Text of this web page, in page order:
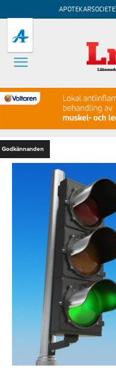
Godkännanden